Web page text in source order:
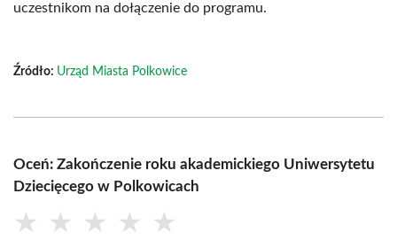
uczestnikom na dołączenie do programu.
Źródło: Urząd Miasta Polkowice
Oceń: Zakończenie roku akademickiego Uniwersytetu
Dziecięcego w Polkowicach
★ ★ ★ ★ ★